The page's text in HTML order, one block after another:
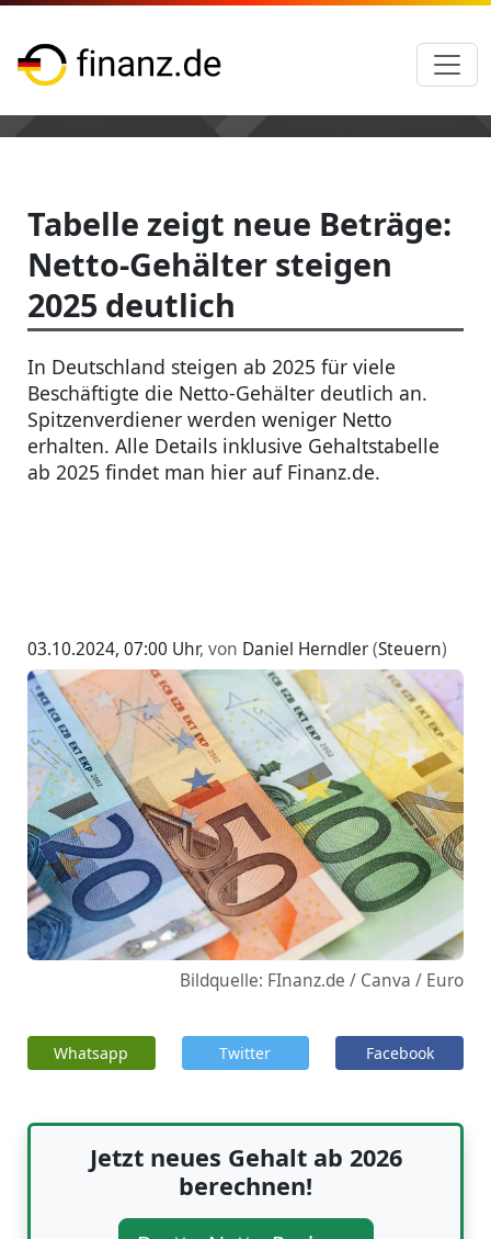
Tabelle zeigt neue Beträge:
Netto-Gehälter steigen
2025 deutlich
In Deutschland steigen ab 2025 für viele
Beschäftigte die Netto-Gehälter deutlich an.
Spitzenverdiener werden weniger Netto
erhalten. Alle Details inklusive Gehaltstabelle
ab 2025 findet man hier auf Finanz.de.
03.10.2024, 07:00 Uhr, von Daniel Herndler(Steuern)
Bildquelle: FInanz.de / Canva / Euro
Whatsapp Twitter Facebook
Jetzt neues Gehalt ab 2026
berechnen!